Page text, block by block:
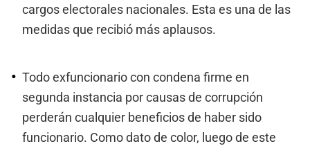
cargos electorales nacionales. Esta es una de las
medidas que recibió más aplausos.
Todo exfuncionario con condena firme en
segunda instancia por causas de corrupción
perderán cualquier beneficios de haber sido
funcionario. Como dato de color, luego de este